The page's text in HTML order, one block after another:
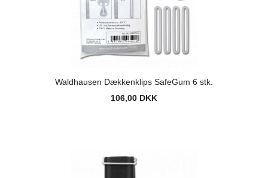
Waldhausen Dækkenklips SafeGum 6 stk.
106,00 DKK